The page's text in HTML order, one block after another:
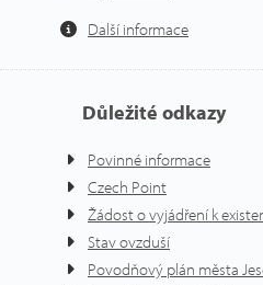
Další informace
Důležité odkazy
Povinné informace
Czech Point
Žádost o vyjádření k
Stav ovzduší
Povodňový plán města